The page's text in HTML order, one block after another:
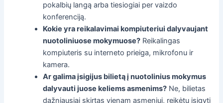
pokalbių langą arba tiesiogiai per vaizdo
konferenciją.
Kokie yra reikalavimai kompiuteriui dalyvaujant
nuotoliniuose mokymuose? Reikalingas
kompiuteris su interneto prieiga, mikrofonu ir
kamera.
Ar galima įsigijus bilietą į nuotolinius mokymus
dalyvauti juose keliems asmenims? Ne, bilietas
dažniausiai skirtas vienam asmeniui, reikėtų įsigyti